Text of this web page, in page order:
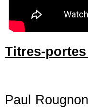
Titres-
Paul